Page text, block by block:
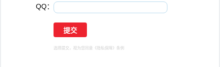
QQ：
选择提交，视为您同意 《隐私保障》 条例